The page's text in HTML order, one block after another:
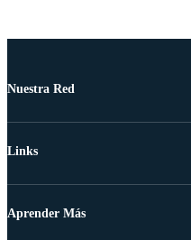
Nuestra Red
Links
Aprender Más